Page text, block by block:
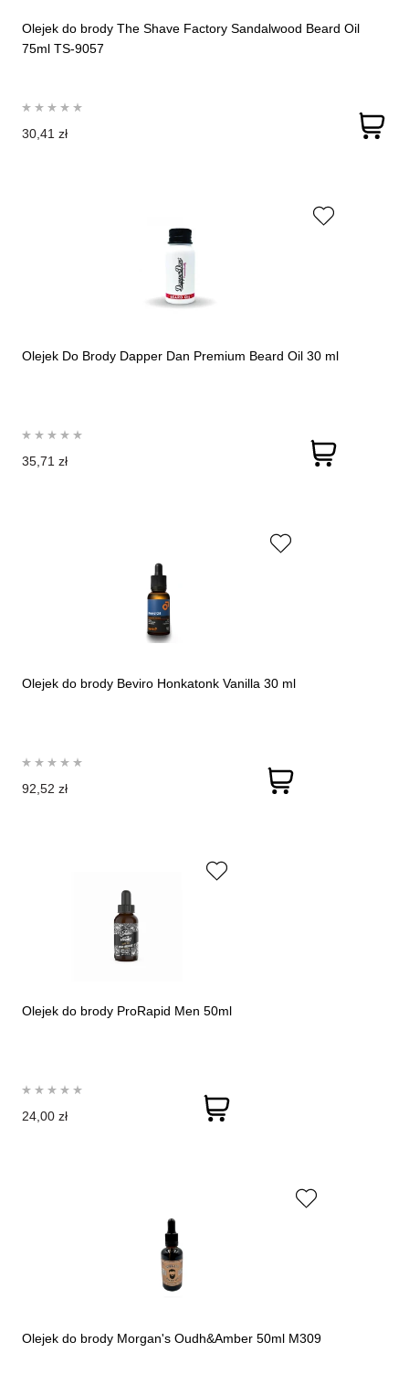
Olejek do brody The Shave Factory Sandalwood Beard Oil
75ml TS-9057
30,41 zł
Olejek Do Brody Dapper Dan Premium Beard Oil 30 ml
35,71 zł
Olejek do brody Beviro Honkatonk Vanilla 30 ml
92,52 zł
Olejek do brody ProRapid Men 50ml
24,00 zł
Olejek do brody Morgan's Oudh&Amber 50ml M309